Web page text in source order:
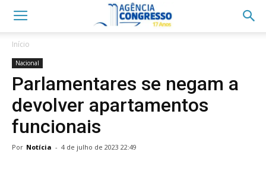
Início
Nacional
Parlamentares se negam a
devolver apartamentos
funcionais
Por Notícia - 4 de julho de 2023 22:49